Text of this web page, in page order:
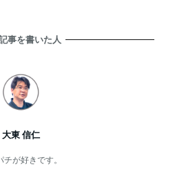
事を書いた人
大東 信仁
チが好きです。